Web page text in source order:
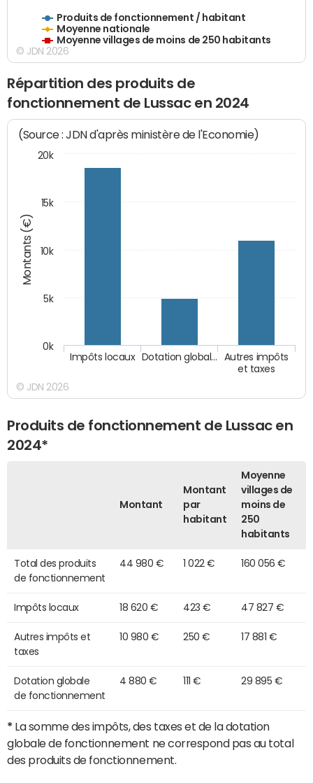
Produits de fonctionnement / habitant
Moyenne nationale
Moyenne villages de moins de 250 habitants
© JDN 2026
Répartition des produits de
fonctionnement de Lussac en 2024
Montants (€)
(Source : JDN d'après ministère de l'Economie)
Autres impôts
et taxes
Dotation global…
Impôts locaux
0k
5k
10k
15k
20k
© JDN 2026
Produits de fonctionnement de Lussac en
2024*
Montant
Montant
par
habitant
Moyenne
villages de
moins de
250
habitants
Total des produits
de fonctionnement
44 980 € 1 022 € 160 056 €
Impôts locaux 18 620 € 423 € 47 827 €
Autres impôts et
taxes
10 980 € 250 € 17 881 €
Dotation globale
de fonctionnement
4 880 € 111 € 29 895 €
* La somme des impôts, des taxes et de la dotation
globale de fonctionnement ne correspond pas au total
des produits de fonctionnement.